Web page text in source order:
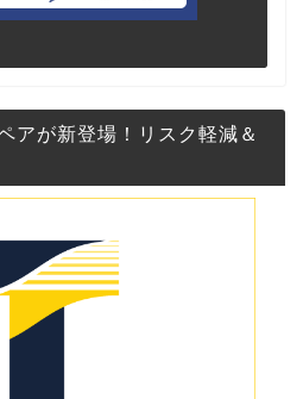
アが新登場！リスク軽減＆